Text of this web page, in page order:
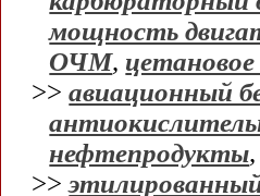
мощность
ОЧМ,
>>авиационный
нефтепродукты
>>